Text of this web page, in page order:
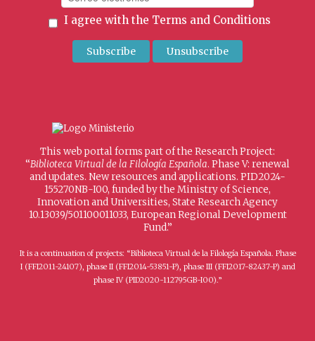
I agree with the Terms and Conditions
This web portal forms part of the Research Project:
“Biblioteca Virtual de la Filología Española. Phase V: renewal
and updates. New resources and applications. PID2024-
155270NB-I00, funded by the Ministry of Science,
Innovation and Universities, State Research Agency
10.13039/501100011033, European Regional Development
Fund.”
It is a continuation of projects: “Biblioteca Virtual de la Filología Española. Phase
I (FFI2011-24107), phase II (FFI2014-53851-P), phase III (FFI2017-82437-P) and
phase IV (PID2020-112795GB-I00).”